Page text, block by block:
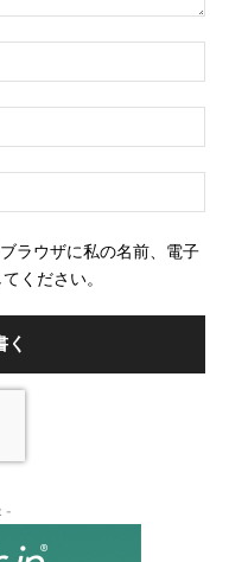
前
メ
ー
ェ
ラウザに私の名前、電子
ください。
-